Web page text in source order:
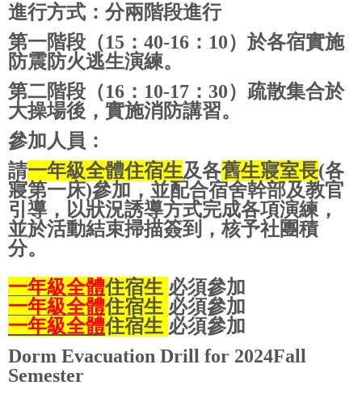
進行方式 ： 分兩階段進行
第一階段（15 ： 40-16 ： 10）於各宿實施
防震防火逃生演練。
第二階段（16 ： 10-17 ： 30）疏散集合於
大操場後，實施消防講習。
參加人員 ：
請一年級全體住宿生及各舊生寢室長(各
寢第一床)參加，並配合宿舍幹部及教官
引導，以狀況誘導方式完成各項演練，
並於活動結束掃描簽到，核予社團積
分。
一年級全體住宿生 必須參加
一年級全體住宿生 必須參加
一年級全體住宿生 必須參加
Dorm Evacuation Drill for 2024Fall
Semester